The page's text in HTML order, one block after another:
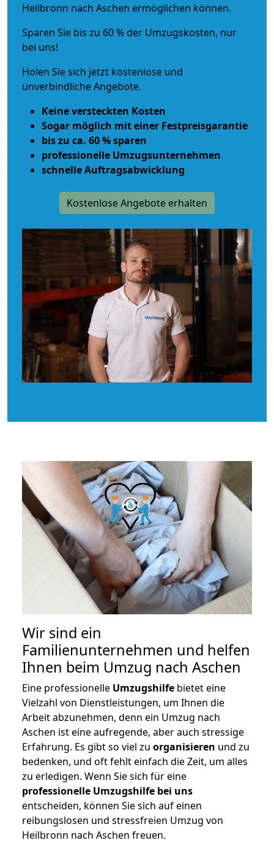
Heilbronn nach Aschen ermöglichen können.
Sparen Sie bis zu 60 % der Umzugskosten, nur
bei uns!
Holen Sie sich jetzt kostenlose und
unverbindliche Angebote.
Keine versteckten Kosten
Sogar möglich mit einer Festpreisgarantie
bis zu ca. 60 % sparen
professionelle Umzugsunternehmen
schnelle Auftragsabwicklung
Kostenlose Angebote erhalten
Wir sind ein
Familienunternehmen und helfen
Ihnen beim Umzug nach Aschen
Eine professionelle Umzugshilfe bietet eine
Vielzahl von Dienstleistungen, um Ihnen die
Arbeit abzunehmen, denn ein Umzug nach
Aschen ist eine aufregende, aber auch stressige
Erfahrung. Es gibt so viel zu organisieren und zu
bedenken, und oft fehlt einfach die Zeit, um alles
zu erledigen. Wenn Sie sich für eine
professionelle Umzugshilfe bei uns
entscheiden, können Sie sich auf einen
reibungslosen und stressfreien Umzug von
Heilbronn nach Aschen freuen.